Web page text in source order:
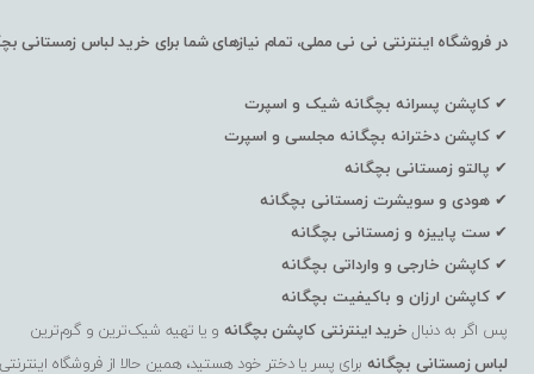
در فروشگاه اینترنتی نی نی مملی، تمام نیازهای شما برای خرید لباس زمستانی
✔ کاپشن پسرانه بچگانه شیک و اسپرت
✔ کاپشن دخترانه بچگانه مجلسی و اسپرت
✔ پالتو زمستانی بچگانه
✔ هودی و سویشرت زمستانی بچگانه
✔ ست پاییزه و زمستانی بچگانه
✔ کاپشن خارجی و وارداتی بچگانه
✔ کاپشن ارزان و باکیفیت بچگانه
پس اگر به دنبالخرید اینترنتی کاپشن بچگانه و یا تهیه شیک‌ترین و گرم‌ترین
لباس زمستانی بچگانه برای پسر یا دختر خود هستید، همین حالا از فروشگاه اینترنتی